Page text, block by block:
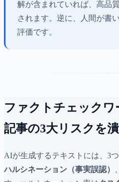
解が含まれていれば、高品
されます。逆に、人間が書
評価です。
ファクトチェック
記事の3大リスクを
AIが生成するテキストには、3
ハルシネーション（事実誤認）